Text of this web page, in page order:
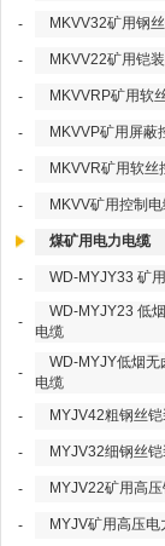
- MKVV32矿用钢
- MKVV22矿用铠
- MKVVRP矿用软
- MKVVP矿用屏蔽
- MKVVR矿用软丝
- MKVV矿用控制电
煤矿用电力电缆
- WD-MYJY33 矿
-
WD-MYJY23 低
电缆
-
WD-MYJY低烟无
电缆
-
MYJV42粗钢丝
- MYJV32细钢丝
- MYJV22矿用高
- MYJV矿用高压电